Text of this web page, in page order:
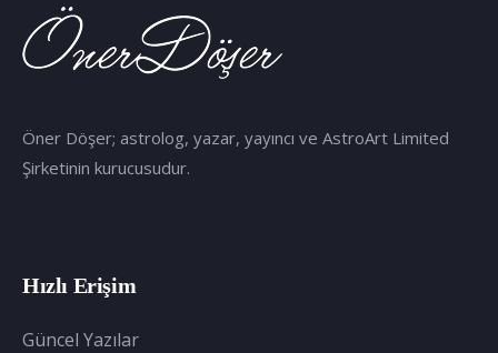
Öner Döşer; astrolog, yazar, yayıncı ve AstroArt Limited
Şirketinin kurucusudur.
Hızlı Erişim
Güncel Yazılar